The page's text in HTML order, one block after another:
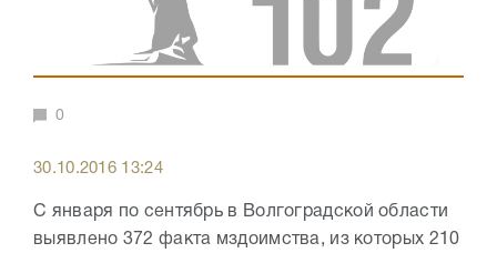
0
30.10.2016 13:24
С января по сентябрь в Волгоградской области
выявлено 372 факта мздоимства, из которых 210